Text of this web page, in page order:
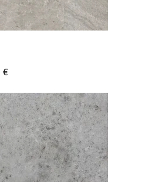
€Plage
prix :
24.20 €
à
64.71 €